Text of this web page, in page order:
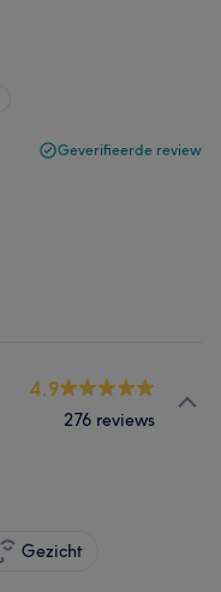
Geverifieerde review
4.9
276 reviews
Gezicht